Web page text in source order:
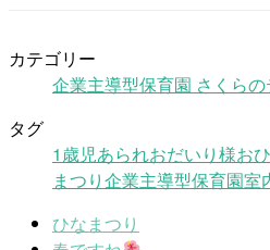
カテゴリー
企業主導型保育園 さくらの
タグ
1歳児あられおだいり様お
まつり企業主導型保育園室
ひなまつり